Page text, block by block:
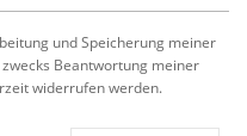
und Speicherung meiner
Beantwortung meiner
widerrufen werden.